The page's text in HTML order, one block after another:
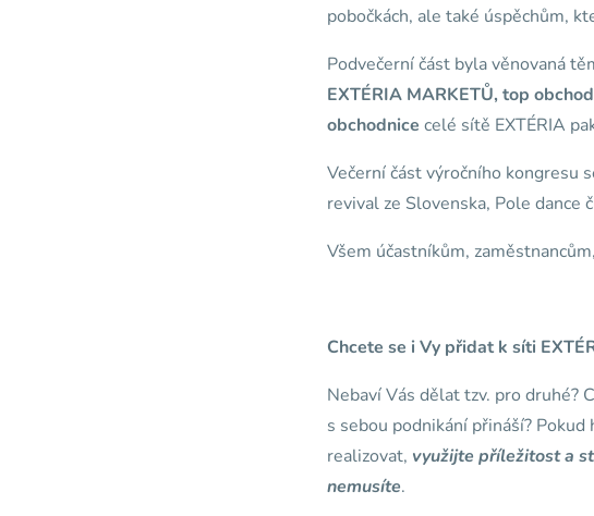
pobočkách, ale také úspěchům,
Podvečerní část byla věnovaná
EXTÉRIA MARKETŮ, top
obchodnice celé sítě EXTÉRIA
Večerní část výročního kongresu
revival ze Slovenska, Pole dance
Všem účastníkům,
Chcete se i Vy přidat k síti
Nebaví Vás dělat tzv. pro druhé?
s sebou podnikání přináší?
realizovat, využijte příležitost a
nemusíte.